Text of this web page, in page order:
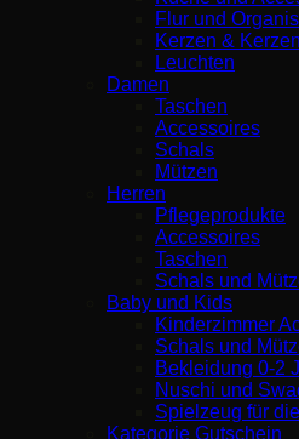
Flur und
Kerzen &
Leuchten
Damen
Taschen
Accessoires
Schals
Mützen
Herren
Pflegeprodukte
Accessoires
Taschen
Schals und
Baby und Kids
Kinderzimmer
Schals und
Bekleidung 0-2
Nuschi und
Spielzeug für
Kategorie Gutschein